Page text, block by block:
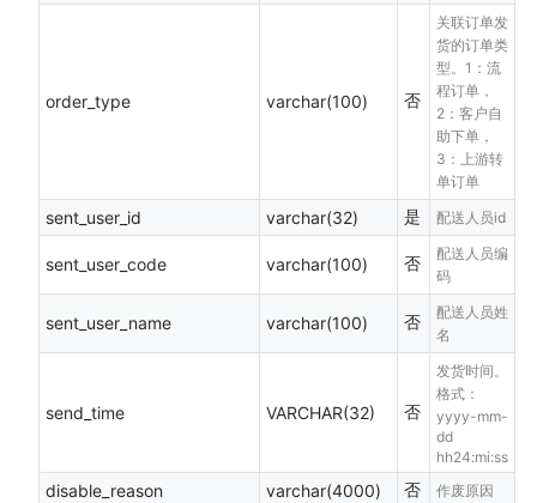
order_type varchar(100) 否
关联订单发
货的订单类
型。1：流
程订单，
2：客户自
助下单，
3：上游转
单订单
sent_user_id varchar(32) 是 配送人员id
sent_user_code varchar(100) 否
配送人员编
码
sent_user_name varchar(100) 否
配送人员姓
名
send_time VARCHAR(32) 否
发货时间。
格式：
yyyy-mm-
dd
hh24:mi:ss
disable_reason varchar(4000) 否 作废原因